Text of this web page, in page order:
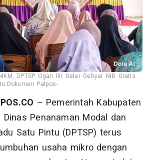
DPTSP Ogan Ilir Gelar Gebyar NIB Gratis
Palpos-
– Pemerintah Kabupaten
Penanaman Modal dan
Satu Pintu (DPTSP) terus
usaha mikro dengan